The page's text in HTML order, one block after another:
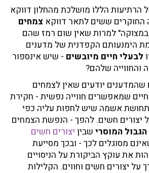
הללו מושלכת מהחלון דווקא
החוקרים ששים לתאר דווקא צמחים
למרות שאין שום רמז שהם
הימנעותם הקפדנית של מדענים
לבעלי חיים מיובשים - שיש אינספור
והחווייה שלהם?
יודעים שאין לצמחים
שמאפשרים חווייה נפשית - חקירת
אשמה שיש לחפות עליה כפי
יצורים חשים. להפך - הנפשת הצמחים
המוסרי שבין יצורים חשים
מסוגלים לכך - ובכך מסייעת
את עוקץ הביקורת על הניסויים
על יצורים חשים וחווים. הקלילות